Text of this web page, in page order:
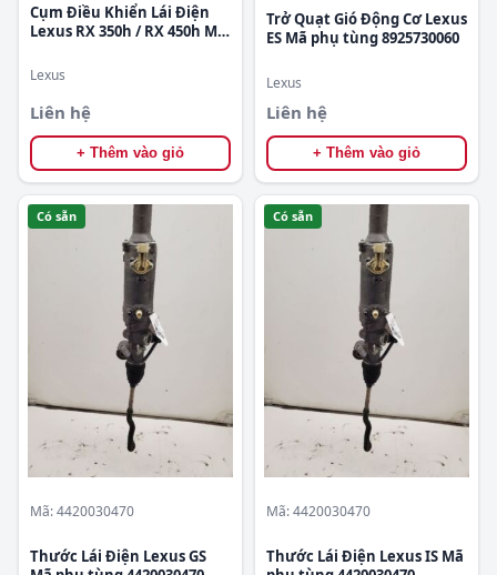
Cụm Điều Khiển Lái Điện
Lexus RX 350h / RX 450h Mã
Lexus
Liên hệ
+ Thêm vào giỏ
Trở Quạt Gió Động Cơ Lexus
ES Mã phụ tùng 8925730060
Lexus
Liên hệ
+ Thêm vào giỏ
Có sẵn
Mã: 4420030470
Thước Lái Điện Lexus GS
Có sẵn
Mã: 4420030470
Thước Lái Điện Lexus IS Mã